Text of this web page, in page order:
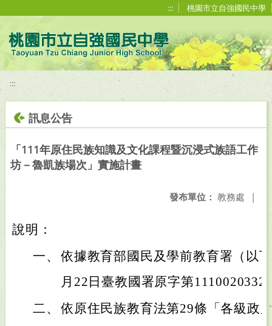
::: 桃園市立自強國民中學
:::
訊息公告
「111年原住民族知識及文化課程暨沉浸式族語工作
坊－魯凱族場次」實施計畫
發布單位： 教務處 |
說明：
一、 依據教育部國民及學前教育署（以
月22日臺教國署原字第1110020332
二、 依原住民族教育法第29條「各級政